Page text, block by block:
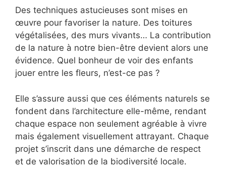
Des techniques astucieuses sont mises en
œuvre pour favoriser la nature. Des toitures
végétalisées, des murs vivants… La contribution
de la nature à notre bien-être devient alors une
évidence. Quel bonheur de voir des enfants
jouer entre les fleurs, n’est-ce pas ?
Elle s’assure aussi que ces éléments naturels se
fondent dans l’architecture elle-même, rendant
chaque espace non seulement agréable à vivre
mais également visuellement attrayant. Chaque
projet s’inscrit dans une démarche de respect
et de valorisation de la biodiversité locale.